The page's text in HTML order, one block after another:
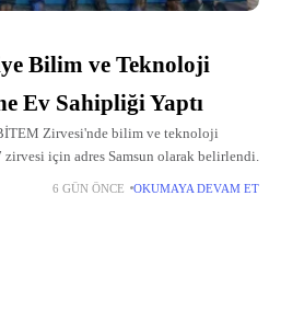
Bilim ve Teknoloji
Ev Sahipliği Yaptı
Zirvesi'nde bilim ve teknoloji
için adres Samsun olarak belirlendi.
6 GÜN ÖNCE OKUMAYA DEVAM ET